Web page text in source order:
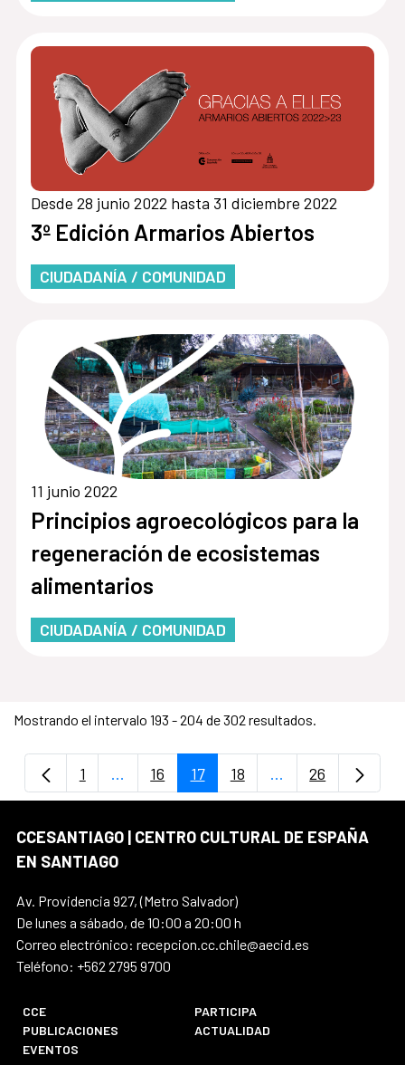
Desde 28 junio 2022 hasta 31 diciembre 2022
3º Edición Armarios Abiertos
CIUDADANÍA / COMUNIDAD
11 junio 2022
Principios agroecológicos para la
regeneración de ecosistemas
alimentarios
CIUDADANÍA / COMUNIDAD
Mostrando el intervalo 193 - 204 de 302 resultados.
Página
1 ...Páginas intermedias Use TAB para
Página
16 Página
17 Página
18 ...PáginasPágina
26
CCESANTIAGO | CENTRO CULTURAL DE ESPAÑA
EN SANTIAGO
Av. Providencia 927, (Metro Salvador)
De lunes a sábado, de 10:00 a 20:00 h
Correo electrónico: recepcion.cc.chile@aecid.es
Teléfono: +562 2795 9700
CCE
PARTICIPA
PUBLICACIONES
ACTUALIDAD
EVENTOS